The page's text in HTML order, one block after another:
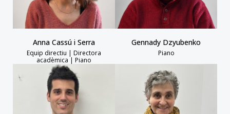
Anna Cassú i Serra
Equip directiu | Directora
acadèmica | Piano
Gennady Dzyubenko
Piano